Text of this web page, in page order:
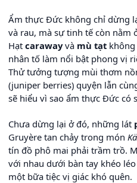
Ẩm thực Đức không chỉ dừng
và rau, mà sự tinh tế còn nằm
Hạt carawayvà mù tạt
nhân tố làm nổi bật phong vị
Thử tưởng tượng mùi thơm
(juniper berries) quyện lẫn
sẽ hiểu vì sao ẩm thực Đức có
Chưa dừng lại ở đó, những lát
Gruyère tan chảy trong món
tín đồ phô mai phải trầm trồ.
với nhau dưới bàn tay khéo
một bữa tiệc vị giác khó quên.